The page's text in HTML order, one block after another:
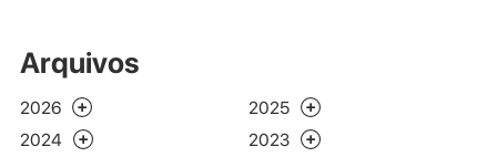
Arquivos
2026
2025
2024
2023